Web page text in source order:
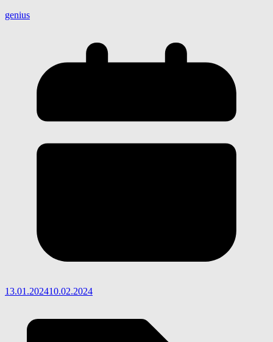
genius
13.01.202410.02.2024